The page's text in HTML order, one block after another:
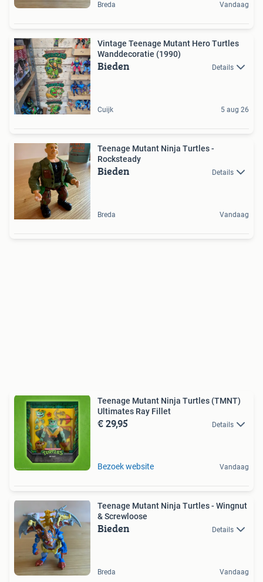
Breda Vandaag
Vintage Teenage Mutant Hero Turtles
Wanddecoratie (1990)
Bieden Details
Cuijk 5 aug 26
Teenage Mutant Ninja Turtles -
Rocksteady
Bieden Details
Breda Vandaag
Teenage Mutant Ninja Turtles (TMNT)
Ultimates Ray Fillet
€ 29,95 Details
Bezoek website Vandaag
Teenage Mutant Ninja Turtles - Wingnut
& Screwloose
Bieden Details
Breda Vandaag